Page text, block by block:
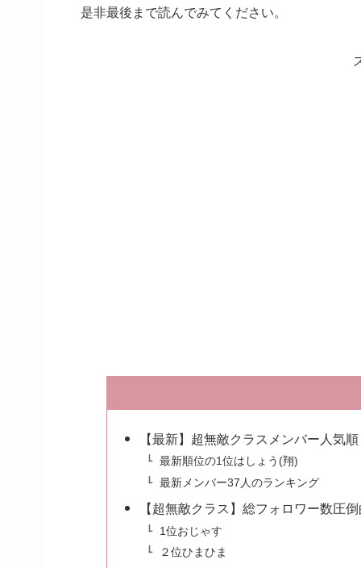
是非最後まで読んでみてください。
【最新】超無敵クラスメンバー人気
最新順位の1位はしょう(翔)
最新メンバー37人のランキング
【超無敵クラス】総フォロワー数圧
1位おじゃす
２位ひまひま